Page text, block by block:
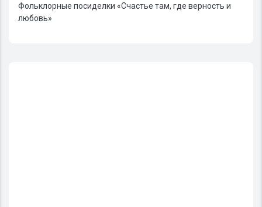
Фольклорные посиделки «Счастье там, где верность и
любовь»